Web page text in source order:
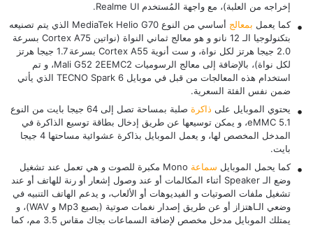
إخراجه من العلبة)، مع واجهة المُستخدم Realme UI.
كما يعمل بمعالج
أساسي من النوع MediaTek Helio G70 الذي يتم تصنيعه
بتكنولوجيا الـ 12 نانو و هو معالج ثماني النواة (نواتين Cortex A75 بسرعة
2.0 جيجا هرتز لكل نواة، و ست أنوية Cortex A55 بسرعة 1.7 جيجا هرتز
لكل نواة)، بالإضافة إلى معالج الرسوميات Mali G52 2EEMC2، و تم
استخدام هذه المعالجات من قبل في موبايل TECNO Spark 6 الذي يأتي
ضمن نفس الفئة السعرية.
يحتوي الموبايل على ذاكرة
صلبة بمساحة تصل إلى 64 جيجا بايت من النوع
eMMC 5.1، و يمكن توسيعها عن طريق إدخال بطاقة توسيع الذاكرة في
المدخل المخصص لها، و يعمل الموبايل بذاكرة عشوائية مساحتها 4 جيجا
بايت.
كما يحمل الموبايل سماعة
Mono مكبرة للصوت و هي تعمل عند تشغيل
وضع الـ Speaker أثناء المكالمات أو عند وصول إشعار أو رنة للهاتف أو عند
تشغيل ملفات الصوتيات و الفيديوهات أو الألعاب، و يدعم الهاتف التنبيه في
وضعي الـاهتزاز أو عن طريق إصدار نغمات صوتية (بصيع Mp3 و WAV)، و
يمتلك الموبايل مدخل مخصص لإضافة السماعات بجاك مقاس 3.5 مم، كما